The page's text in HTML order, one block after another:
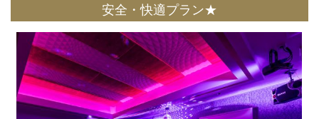
安全・快適プラン★